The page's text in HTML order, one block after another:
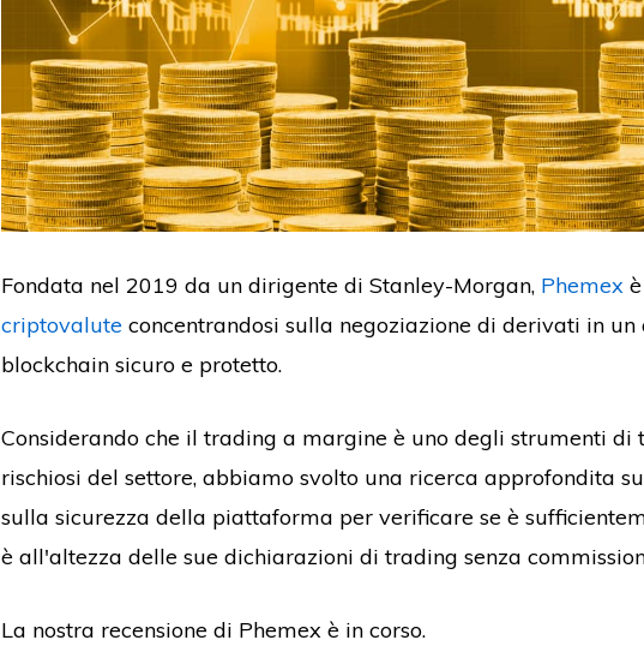
Fondata nel 2019 da un dirigente di Stanley-Morgan, Phemex
criptovalute concentrandosi sulla negoziazione di derivati in
blockchain sicuro e protetto.
Considerando che il trading a margine è uno degli strumenti di
rischiosi del settore, abbiamo svolto una ricerca approfondita
sulla sicurezza della piattaforma per verificare se è
è all'altezza delle sue dichiarazioni di trading senza
La nostra recensione di Phemex è in corso.